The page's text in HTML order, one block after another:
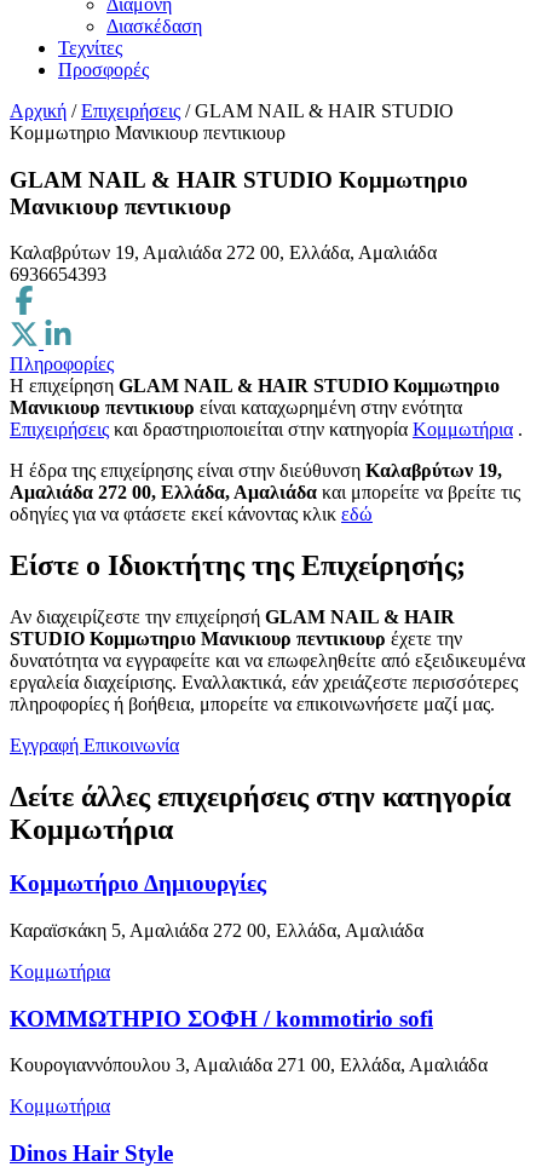
Διαμονή
Διασκέδαση
Τεχνίτες
Προσφορές
Αρχική / Επιχειρήσεις / GLAM NAIL & HAIR STUDIO
Κομμωτηριο Μανικιουρ πεντικιουρ
GLAM NAIL & HAIR STUDIO Κομμωτηριο
Μανικιουρ πεντικιουρ
Καλαβρύτων 19, Αμαλιάδα 272 00, Ελλάδα, Αμαλιάδα
6936654393
Πληροφορίες
Η επιχείρηση GLAM NAIL & HAIR STUDIO Κομμωτηριο
Μανικιουρ πεντικιουρ είναι καταχωρημένη στην ενότητα
Επιχειρήσεις και δραστηριοποιείται στην κατηγορία Κομμωτήρια .
H έδρα της επιχείρησης είναι στην διεύθυνση Καλαβρύτων 19,
Αμαλιάδα 272 00, Ελλάδα, Αμαλιάδα και μπορείτε να βρείτε τις
οδηγίες για να φτάσετε εκεί κάνοντας κλικ εδώ
Είστε ο Ιδιοκτήτης της Επιχείρησής;
Αν διαχειρίζεστε την επιχείρησή GLAM NAIL & HAIR
STUDIO Κομμωτηριο Μανικιουρ πεντικιουρ έχετε την
δυνατότητα να εγγραφείτε και να επωφεληθείτε από εξειδικευμένα
εργαλεία διαχείρισης. Εναλλακτικά, εάν χρειάζεστε περισσότερες
πληροφορίες ή βοήθεια, μπορείτε να επικοινωνήσετε μαζί μας.
Εγγραφή Επικοινωνία
Δείτε άλλες επιχειρήσεις στην κατηγορία
Κομμωτήρια
Κομμωτήριο Δημιουργίες
Καραϊσκάκη 5, Αμαλιάδα 272 00, Ελλάδα, Αμαλιάδα
Κομμωτήρια
ΚΟΜΜΩΤΗΡΙΟ ΣΟΦΗ / kommotirio sofi
Κουρογιαννόπουλου 3, Αμαλιάδα 271 00, Ελλάδα, Αμαλιάδα
Κομμωτήρια
Dinos Hair Style